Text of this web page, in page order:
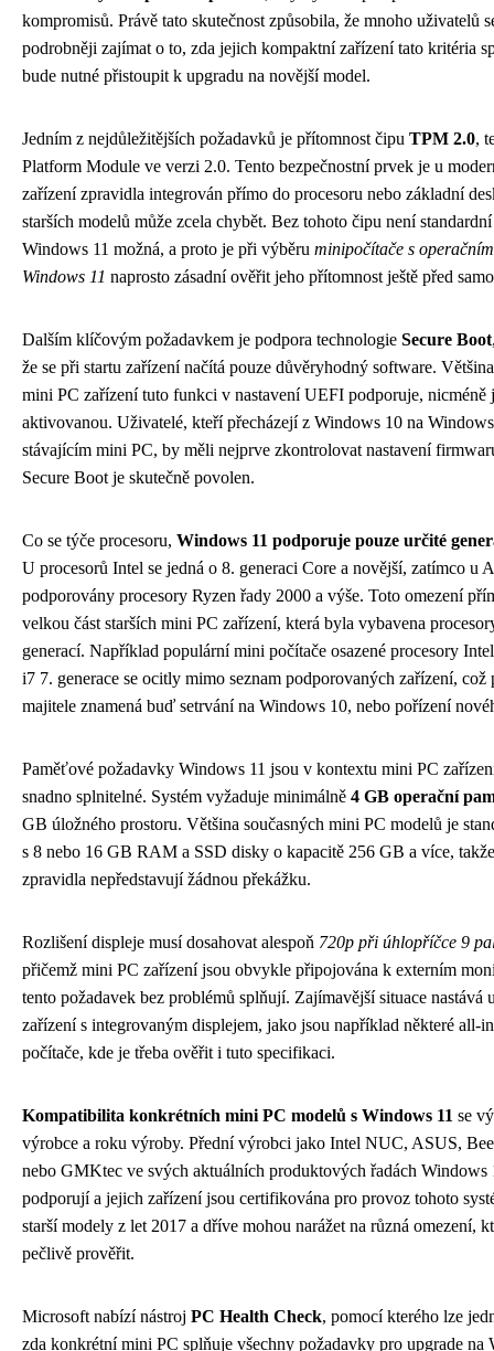
kompromisů. Právě tato skutečnost způsobila, že mnoho uživatelů
podrobněji zajímat o to, zda jejich kompaktní zařízení tato kritéria
bude nutné přistoupit k upgradu na novější model.
Jedním z nejdůležitějších požadavků je přítomnost čipu TPM 2.0,
Platform Module ve verzi 2.0. Tento bezpečnostní prvek je u
zařízení zpravidla integrován přímo do procesoru nebo základní
starších modelů může zcela chybět. Bez tohoto čipu není
Windows 11 možná, a proto je při výběru minipočítače s
Windows 11 naprosto zásadní ověřit jeho přítomnost ještě před
Dalším klíčovým požadavkem je podpora technologie Secure Boot
že se při startu zařízení načítá pouze důvěryhodný software.
mini PC zařízení tuto funkci v nastavení UEFI podporuje, nicméně
aktivovanou. Uživatelé, kteří přecházejí z Windows 10 na
stávajícím mini PC, by měli nejprve zkontrolovat nastavení
Secure Boot je skutečně povolen.
Co se týče procesoru, Windows 11 podporuje pouze určité
U procesorů Intel se jedná o 8. generaci Core a novější, zatímco u
podporovány procesory Ryzen řady 2000 a výše. Toto omezení
velkou část starších mini PC zařízení, která byla vybavena
generací. Například populární mini počítače osazené procesory
i7 7. generace se ocitly mimo seznam podporovaných zařízení, což
majitele znamená buď setrvání na Windows 10, nebo pořízení
Paměťové požadavky Windows 11 jsou v kontextu mini PC
snadno splnitelné. Systém vyžaduje minimálně 4 GB operační
GB úložného prostoru. Většina současných mini PC modelů je
s 8 nebo 16 GB RAM a SSD disky o kapacitě 256 GB a více,
zpravidla nepředstavují žádnou překážku.
Rozlišení displeje musí dosahovat alespoň 720p při úhlopříčce 9
přičemž mini PC zařízení jsou obvykle připojována k externím
tento požadavek bez problémů splňují. Zajímavější situace nastává
zařízení s integrovaným displejem, jako jsou například některé all-
počítače, kde je třeba ověřit i tuto specifikaci.
Kompatibilita konkrétních mini PC modelů s Windows 11 se
výrobce a roku výroby. Přední výrobci jako Intel NUC, ASUS,
nebo GMKtec ve svých aktuálních produktových řadách Windows
podporují a jejich zařízení jsou certifikována pro provoz tohoto
starší modely z let 2017 a dříve mohou narážet na různá omezení,
pečlivě prověřit.
Microsoft nabízí nástroj PC Health Check, pomocí kterého lze
zda konkrétní mini PC splňuje všechny požadavky pro upgrade na